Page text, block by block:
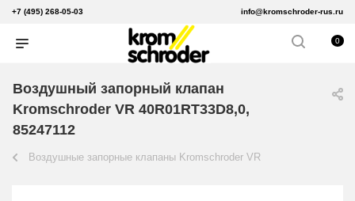
+7 (495) 268-05-03 info@kromschroder-rus.ru
0
Воздушный запорный клапан
Kromschroder VR 40R01RT33D8,0,
85247112
Воздушные запорные клапаны Kromschroder VR